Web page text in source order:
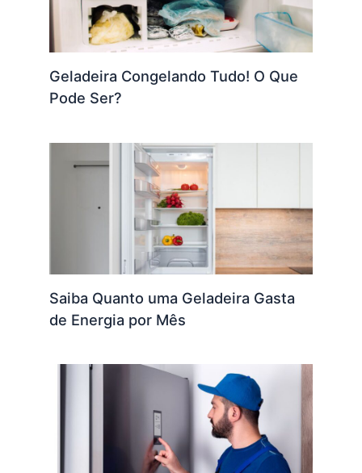
Geladeira Congelando Tudo! O Que
Pode Ser?
Saiba Quanto uma Geladeira Gasta
de Energia por Mês